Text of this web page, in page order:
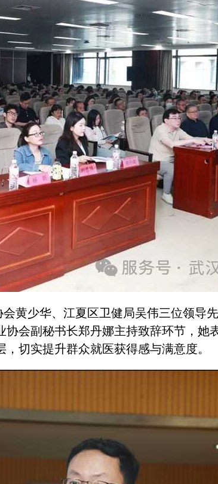
少华、江夏区卫健局吴伟三位领导
会副秘书长郑丹娜主持致辞环节，她
切实提升群众就医获得感与满意度。